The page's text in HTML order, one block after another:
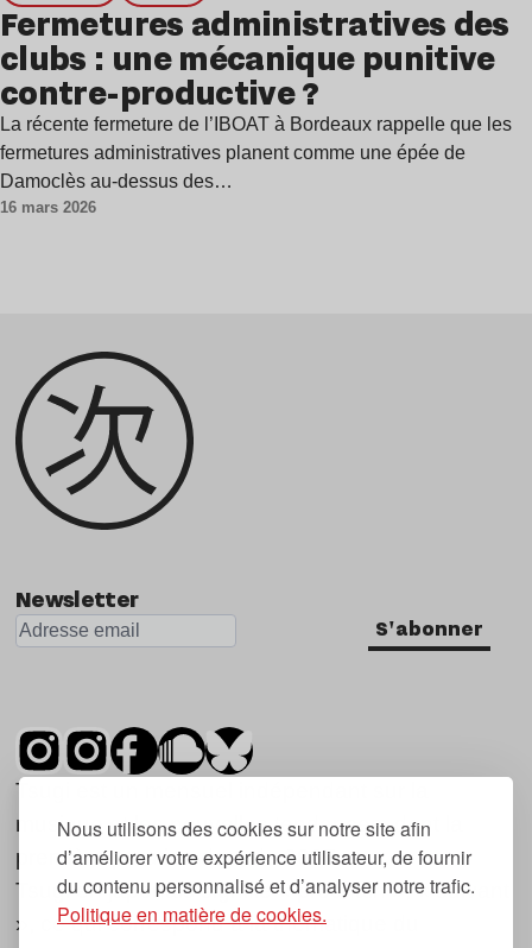
Nous utilisons des cookies sur notre site afin
d’améliorer votre expérience utilisateur, de fournir
du contenu personnalisé et d’analyser notre trafic.
Politique en matière de cookies.
Fermetures administratives des
clubs : une mécanique punitive
contre-productive ?
La récente fermeture de l’IBOAT à Bordeaux rappelle que les
fermetures administratives planent comme une épée de
Damoclès au-dessus des…
16 mars 2026
Newsletter
S'abonner
Tsugi est un mensuel indépendant sur la
musique et les nouvelles tendances, dont la
première parution date de 2007.
Tsugi en japonais signifie « prochain », « suivant
», ce qui correspond à la thématique du